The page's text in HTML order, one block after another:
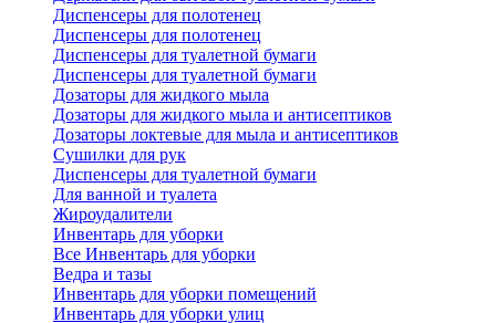
Диспенсеры для полотенец
Диспенсеры для полотенец
Диспенсеры для туалетной бумаги
Диспенсеры для туалетной бумаги
Дозаторы для жидкого мыла
Дозаторы для жидкого мыла и антисептиков
Дозаторы локтевые для мыла и антисептиков
Сушилки для рук
Диспенсеры для туалетной бумаги
Для ванной и туалета
Жироудалители
Инвентарь для уборки
Все Инвентарь для уборки
Ведра и тазы
Инвентарь для уборки помещений
Инвентарь для уборки улиц